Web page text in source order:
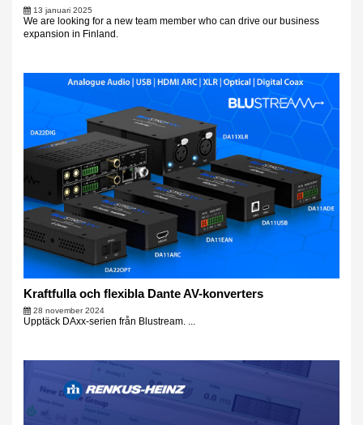
13 januari 2025
We are looking for a new team member who can drive our business
expansion in Finland.
Kraftfulla och flexibla Dante AV-konverters
28 november 2024
Upptäck DAxx-serien från Blustream. ...